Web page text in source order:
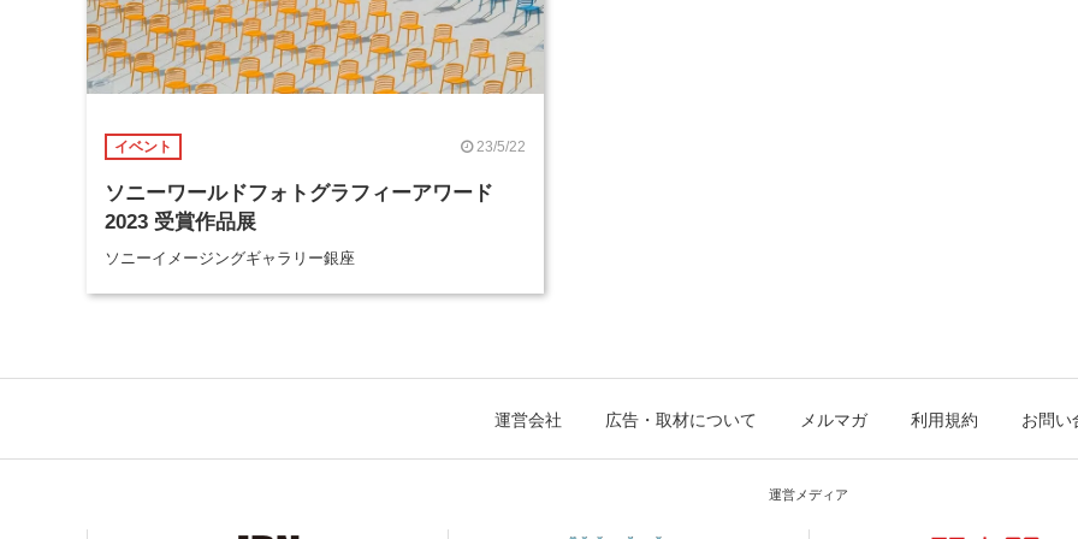
イベント 23/5/22
ソニーワールドフォトグラフィーアワード
2023 受賞作品展
ソニーイメージングギャラリー銀座
運営会社 広告・取材について メルマガ 利用規約 お問い
運営メディア